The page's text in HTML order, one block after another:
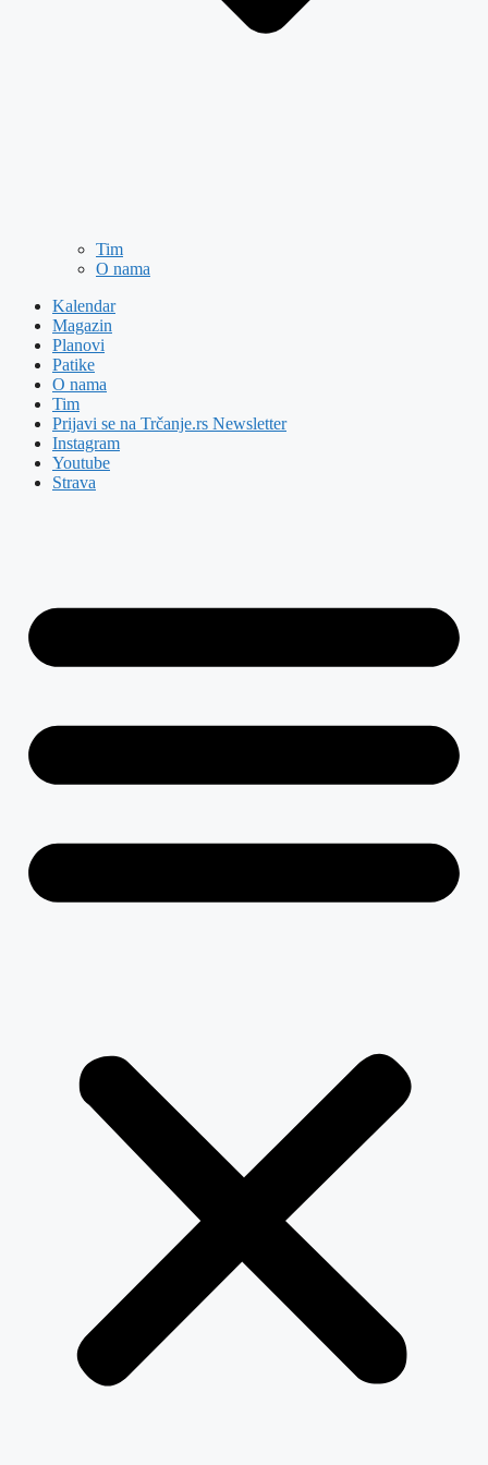
Tim
O nama
Kalendar
Magazin
Planovi
Patike
O nama
Tim
Prijavi se na Trčanje.rs Newsletter
Instagram
Youtube
Strava